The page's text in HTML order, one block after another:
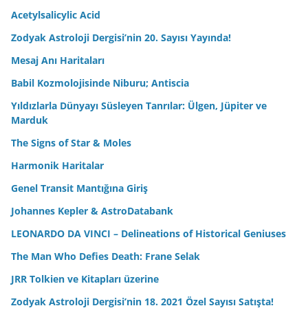
Acetylsalicylic Acid
Zodyak Astroloji Dergisi’nin 20. Sayısı Yayında!
Mesaj Anı Haritaları
Babil Kozmolojisinde Niburu; Antiscia
Yıldızlarla Dünyayı Süsleyen Tanrılar: Ülgen, Jüpiter ve
Marduk
The Signs of Star & Moles
Harmonik Haritalar
Genel Transit Mantığına Giriş
Johannes Kepler & AstroDatabank
LEONARDO DA VINCI – Delineations of Historical Geniuses
The Man Who Defies Death: Frane Selak
JRR Tolkien ve Kitapları üzerine
Zodyak Astroloji Dergisi’nin 18. 2021 Özel Sayısı Satışta!